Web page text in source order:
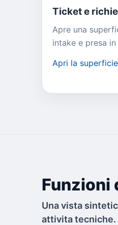
Ticket e
Apre una
intake e presa
Apri la superficie
Funzioni
Una vista
attivita tecniche.